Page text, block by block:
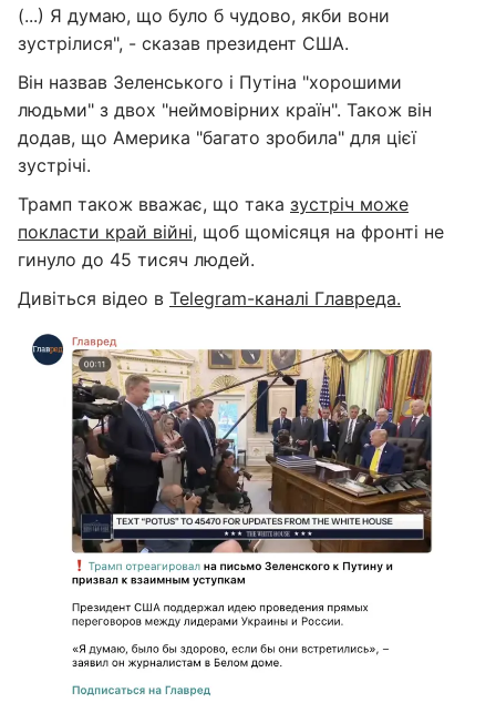
(...) Я думаю, що було б чудово, якби вони
зустрілися", - сказав президент США.
Він назвав Зеленського і Путіна "хорошими
людьми" з двох "неймовірних країн". Також він
додав, що Америка "багато зробила" для цієї
зустрічі.
Трамп також вважає, що така зустріч може
покласти край війні, щоб щомісяця на фронті не
гинуло до 45 тисяч людей.
Дивіться відео в Telegram-каналі Главреда.